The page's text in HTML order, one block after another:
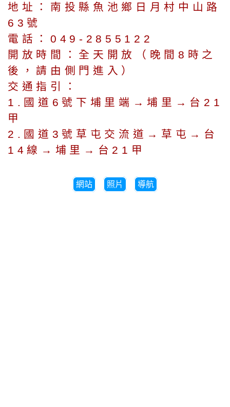
地址： 南 投縣魚池鄉日月村中山路
63號
電話：049-2855122
開放時間：全天開放（晚間8時之
後，請由側門進入）
交通指引：
1.國道6號下埔里端→埔里→台21
甲
2.國道3號草屯交流道→草屯→台
14線→埔里→台21甲
網站 照片 導航